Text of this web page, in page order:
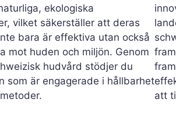
ekologiska
vilket säkerställer att deras
bara är effektiva utan också
mot huden och miljön. Genom
hudvård stödjer du
som är engagerade i hållbarhet
att